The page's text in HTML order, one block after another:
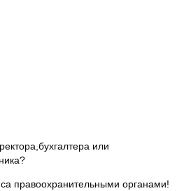
или
правоохранительными органами!